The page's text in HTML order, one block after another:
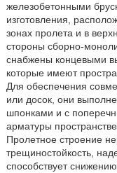
железобетонными
изготовления,
зонах пролета и в
стороны сборно-
снабжены концевыми
которые имеют
Для обеспечения
или досок, они
шпонками и с
арматуры
Пролетное строение
трещиностойкость,
способствует